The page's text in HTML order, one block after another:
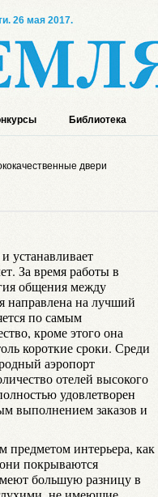
26 мая 2017.
Библиотека
двери
устанавливает
За время работы в
общения между
направлена на лучший
по самым
кроме этого она
короткие сроки. Среди
аэропорт
отелей высокого
удовлетворен
выполнением заказов и
предметом интерьера, как
покрываются
большую разницу в